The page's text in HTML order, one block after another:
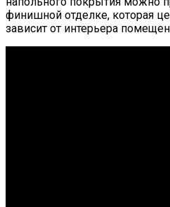
финишной отделке, которая
зависит от интерьера